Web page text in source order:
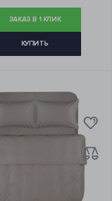
ЗАКАЗ В 1 КЛИК
КУПИТЬ